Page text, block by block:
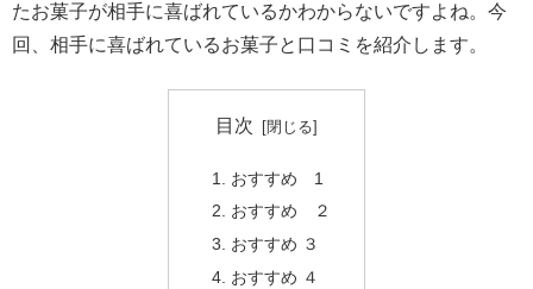
たお菓子が相手に喜ばれているかわからないですよね。今
回、相手に喜ばれているお菓子と口コミを紹介します。
目次
おすすめ 1
おすすめ ２
おすすめ ３
おすすめ ４